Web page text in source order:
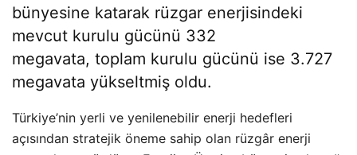
bünyesine katarak rüzgar enerjisindeki
mevcut kurulu gücünü 332
megavata, toplam kurulu gücünü ise 3.727
megavata yükseltmiş oldu.
Türkiye’nin yerli ve yenilenebilir enerji hedefleri
açısından stratejik öneme sahip olan rüzgâr enerji